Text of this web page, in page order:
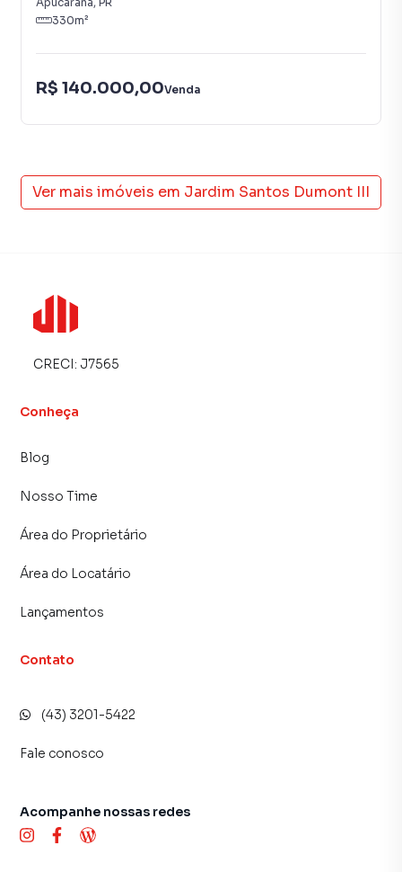
330m²
R$ 140.000,00Venda
Ver mais imóveis em Jardim Santos Dumont III
CRECI: J7565
Conheça
Blog
Nosso Time
Área do Proprietário
Área do Locatário
Lançamentos
Contato
(43) 3201-5422
Fale conosco
Acompanhe nossas redes